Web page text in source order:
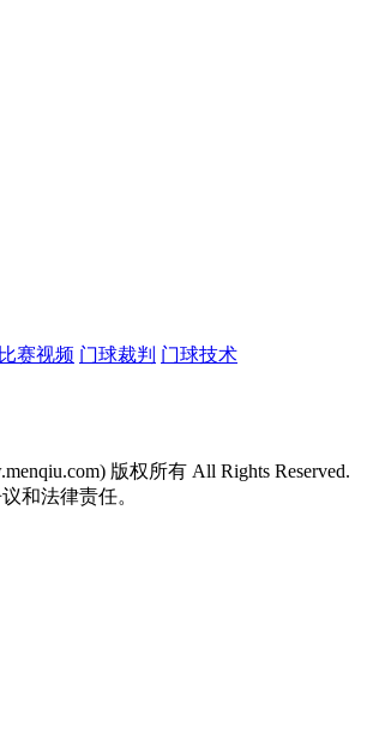
比赛视频 门球裁判 门球技术
版权所有 All Rights Reserved.
和法律责任。